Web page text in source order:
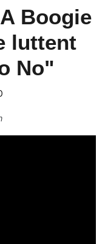
Boogie
luttent
No"